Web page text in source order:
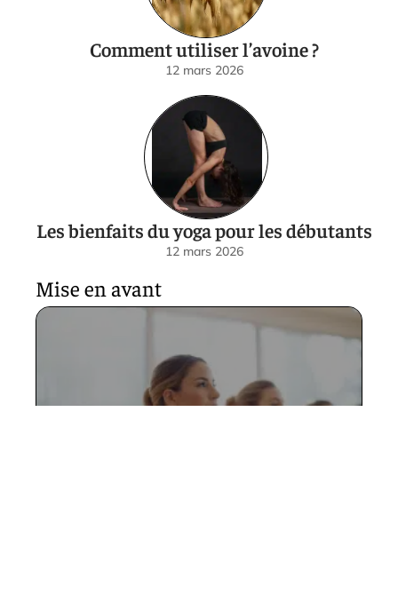
Comment utiliser l’avoine ?
12 mars 2026
Les bienfaits du yoga pour les débutants
12 mars 2026
Mise en avant
Bienfaits de la barre au sol :